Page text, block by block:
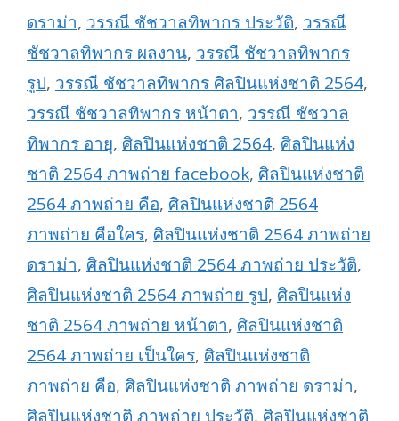
ดราม่า, วรรณี ชัชวาลทิพากร ประวัติ, วรรณี
ชัชวาลทิพากร ผลงาน, วรรณี ชัชวาลทิพากร
รูป, วรรณี ชัชวาลทิพากร ศิลปินแห่งชาติ 2564,
วรรณี ชัชวาลทิพากร หน้าตา, วรรณี ชัชวาล
ทิพากร อายุ, ศิลปินแห่งชาติ 2564, ศิลปินแห่ง
ชาติ 2564 ภาพถ่าย facebook, ศิลปินแห่งชาติ
2564 ภาพถ่าย คือ, ศิลปินแห่งชาติ 2564
ภาพถ่าย คือใคร, ศิลปินแห่งชาติ 2564 ภาพถ่าย
ดราม่า, ศิลปินแห่งชาติ 2564 ภาพถ่าย ประวัติ,
ศิลปินแห่งชาติ 2564 ภาพถ่าย รูป, ศิลปินแห่ง
ชาติ 2564 ภาพถ่าย หน้าตา, ศิลปินแห่งชาติ
2564 ภาพถ่าย เป็นใคร, ศิลปินแห่งชาติ
ภาพถ่าย คือ, ศิลปินแห่งชาติ ภาพถ่าย ดราม่า,
ศิลปินแห่งชาติ ภาพถ่าย ประวัติ, ศิลปินแห่งชาติ